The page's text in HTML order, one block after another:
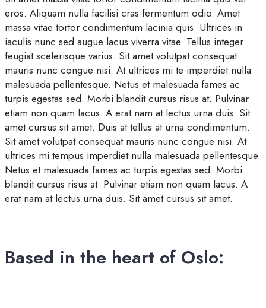
eros. Aliquam nulla facilisi cras fermentum odio. Amet
massa vitae tortor condimentum lacinia quis. Ultrices in
iaculis nunc sed augue lacus viverra vitae. Tellus integer
feugiat scelerisque varius. Sit amet volutpat consequat
mauris nunc congue nisi. At ultrices mi te imperdiet nulla
malesuada pellentesque. Netus et malesuada fames ac
turpis egestas sed. Morbi blandit cursus risus at. Pulvinar
etiam non quam lacus. A erat nam at lectus urna duis. Sit
amet cursus sit amet. Duis at tellus at urna condimentum.
Sit amet volutpat consequat mauris nunc congue nisi. At
ultrices mi tempus imperdiet nulla malesuada pellentesque.
Netus et malesuada fames ac turpis egestas sed. Morbi
blandit cursus risus at. Pulvinar etiam non quam lacus. A
erat nam at lectus urna duis. Sit amet cursus sit amet.
Based in the heart of Oslo: